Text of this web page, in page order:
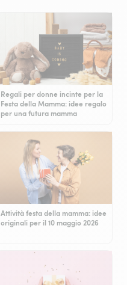
Regali per donne incinte per la
Festa della Mamma: idee regalo
per una futura mamma
Attività festa della mamma: idee
originali per il 10 maggio 2026